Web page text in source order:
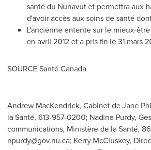
santé du Nunavutet permettra aux
d'avoir accès aux soins de santé
L'ancienne entente sur le mieux-
en avril 2012 eta pris fin le 31 mars
SOURCE SantéCanada
Andrew MacKendrick, Cabinet de Jane
la Santé, 613-957-0200; Nadine Purdy,
communications, Ministère de la Santé,
npurdy@gov.nu.ca; Kerry McCluskey,